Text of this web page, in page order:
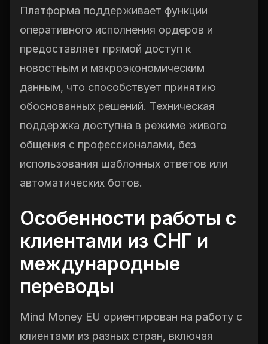
Платформа поддерживает функции
оперативного исполнения ордеров и
предоставляет прямой доступ к
новостным и макроэкономическим
данным, что способствует принятию
обоснованных решений. Техническая
поддержка доступна в режиме живого
общения с профессионалами, без
использования шаблонных ответов или
автоматических ботов.
Особенности работы с
клиентами из СНГ и
международные
переводы
Mind Money EU ориентирован на работу с
клиентами из разных стран, включая